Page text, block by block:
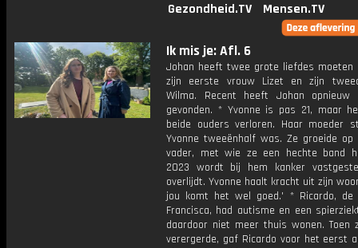
Gezondheid.TV
Mensen.TV
Ik mis je: Afl. 6
Johan heeft twee grote liefdes moeten
zijn eerste vrouw Lizet en zijn
Wilma. Recent heeft Johan opnieuw
gevonden. * Yvonne is pas 21, maar
beide ouders verloren. Haar moeder
Yvonne tweeënhalf was. Ze groeide
vader, met wie ze een hechte band
2023 wordt bij hem kanker
overlijdt. Yvonne haalt kracht uit zijn
jou komt het wel goed.' * Ricardo, de
Francisca, had autisme en een
daardoor niet meer thuis wonen. Toen
verergerde, gaf Ricardo voor het eerst